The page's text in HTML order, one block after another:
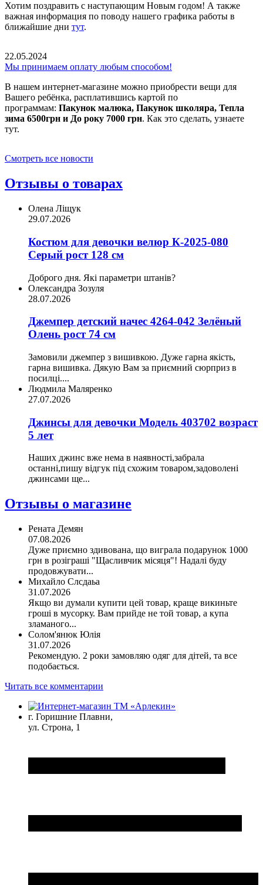
Хотим поздравить с наступающим Новым годом! А также
важная информация по поводу нашего графика работы в
ближайшие дни тут.
22.05.2024
Мы принимаем оплату любым способом!
В нашем интернет-магазине можно приобрести вещи для
Вашего ребёнка, расплатившись картой по
программам: Пакунок малюка, Пакунок школяра, Тепла
зима 6500грн и До року 7000 грн. Как это сделать, узнаете
тут.
Смотреть все новости
Отзывы о товарах
Олена Ліщук
29.07.2026
Костюм для девочки велюр К-2025-080
Серый рост 128 см
Доброго дня. Які параметри штанів?
Олександра Зозуля
28.07.2026
Джемпер детский начес 4264-042 Зелёный
Олень рост 74 см
Замовили джемпер з вишивкою. Дуже гарна якість,
гарна вишивка. Дякую Вам за приємний сюрприз в
посилці....
Людмила Маляренко
27.07.2026
Джинсы для девочки Модель 403702 возраст
5 лет
Наших джинс вже нема в наявності,забрала
останні,пишу відгук під схожим товаром,задоволені
джинсами ще...
Отзывы о магазине
Рената Демян
07.08.2026
Дуже приємно здивована, що виграла подарунок 1000
грн в розіграші "Щасливчик місяця"! Надалі буду
продовжувати...
Михайло Слсдаьа
31.07.2026
Якщо ви думали купити цей товар, краще викиньте
гроші в мусорку. Вам прийде не той товар, а купа
зламаного...
Солом'янюк Юлія
31.07.2026
Рекомендую. 2 роки замовляю одяг для дітей, та все
подобається.
Читать все комментарии
г. Горишние Плавни,
ул. Строна, 1